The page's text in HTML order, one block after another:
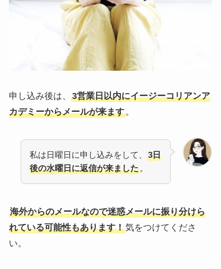
申し込み後は、 3営業日以内にイージーコリアンア
カデミーからメールが来ます。
私は日曜日に申し込みをして、
3日
後の水曜日に返信が来ました。
海外からのメールなので迷惑メールに振り分けら
れている可能性もあります！気をつけてくださ
い。